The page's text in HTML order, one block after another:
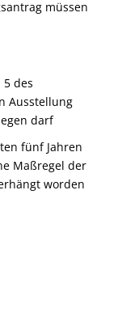
müssen
5 des
Ausstellung
darf
fünf Jahren
Maßregel der
worden